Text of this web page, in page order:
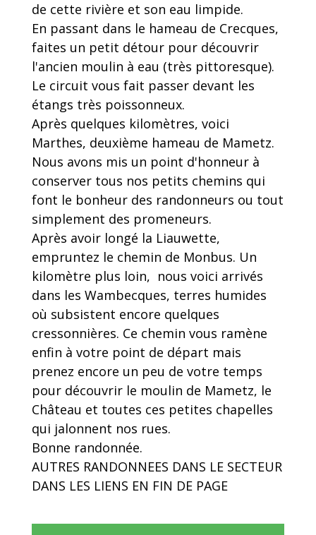
de cette rivière et son eau limpide.
En passant dans le hameau de Crecques,
faites un petit détour pour découvrir
l'ancien moulin à eau (très pittoresque).
Le circuit vous fait passer devant les
étangs très poissonneux.
Après quelques kilomètres, voici
Marthes, deuxième hameau de Mametz.
Nous avons mis un point d'honneur à
conserver tous nos petits chemins qui
font le bonheur des randonneurs ou tout
simplement des promeneurs.
Après avoir longé la Liauwette,
empruntez le chemin de Monbus. Un
kilomètre plus loin, nous voici arrivés
dans les Wambecques, terres humides
où subsistent encore quelques
cressonnières. Ce chemin vous ramène
enfin à votre point de départ mais
prenez encore un peu de votre temps
pour découvrir le moulin de Mametz, le
Château et toutes ces petites chapelles
qui jalonnent nos rues.
Bonne randonnée.
AUTRES RANDONNEES DANS LE SECTEUR
DANS LES LIENS EN FIN DE PAGE